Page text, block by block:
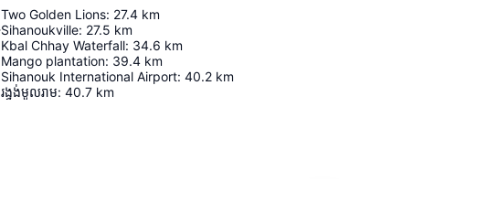
Two Golden Lions: 27.4 km
Sihanoukville: 27.5 km
Kbal Chhay Waterfall: 34.6 km
Mango plantation: 39.4 km
Sihanouk International Airport: 40.2 km
រង្វង់មូលរាម: 40.7 km